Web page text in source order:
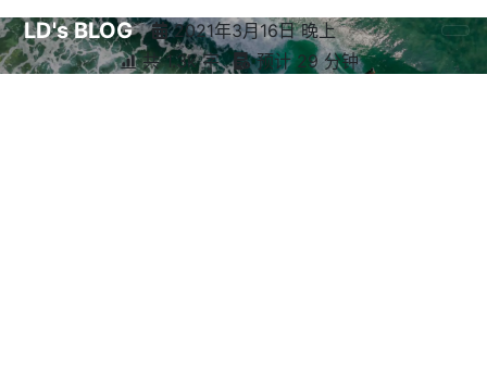
LD's BLOG
2021年3月16日 晚上
共 1.3k 字
预计 29 分钟